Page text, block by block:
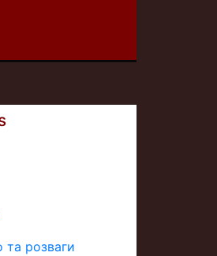
розваги